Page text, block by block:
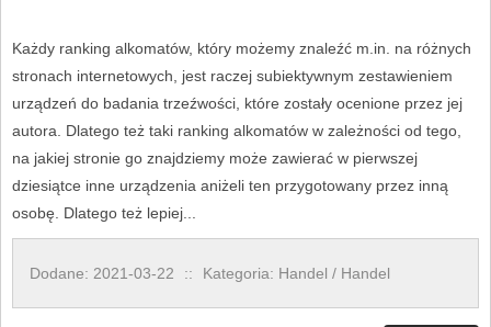
Każdy ranking alkomatów, który możemy znaleźć m.in. na różnych
stronach internetowych, jest raczej subiektywnym zestawieniem
urządzeń do badania trzeźwości, które zostały ocenione przez jej
autora. Dlatego też taki ranking alkomatów w zależności od tego,
na jakiej stronie go znajdziemy może zawierać w pierwszej
dziesiątce inne urządzenia aniżeli ten przygotowany przez inną
osobę. Dlatego też lepiej...
Dodane: 2021-03-22 :: Kategoria: Handel / Handel